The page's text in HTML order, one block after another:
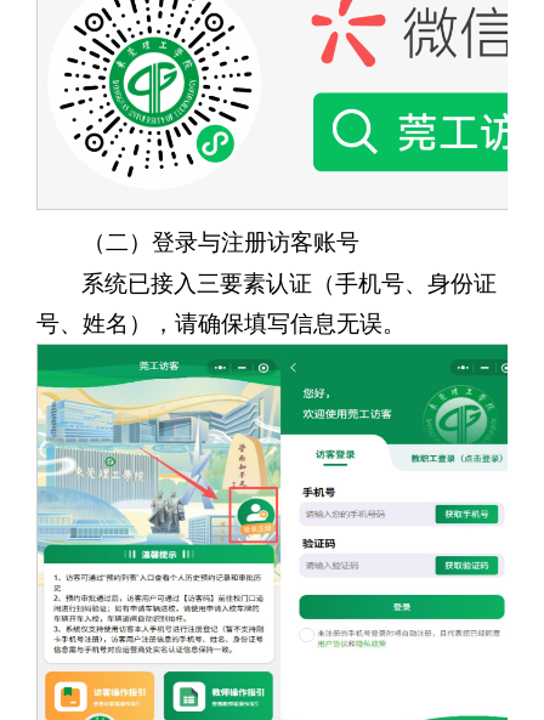
（二）登录与注册访客账号
系统已接入三要素认证（手机号、身份证
号、姓名），请确保填写信息无误。